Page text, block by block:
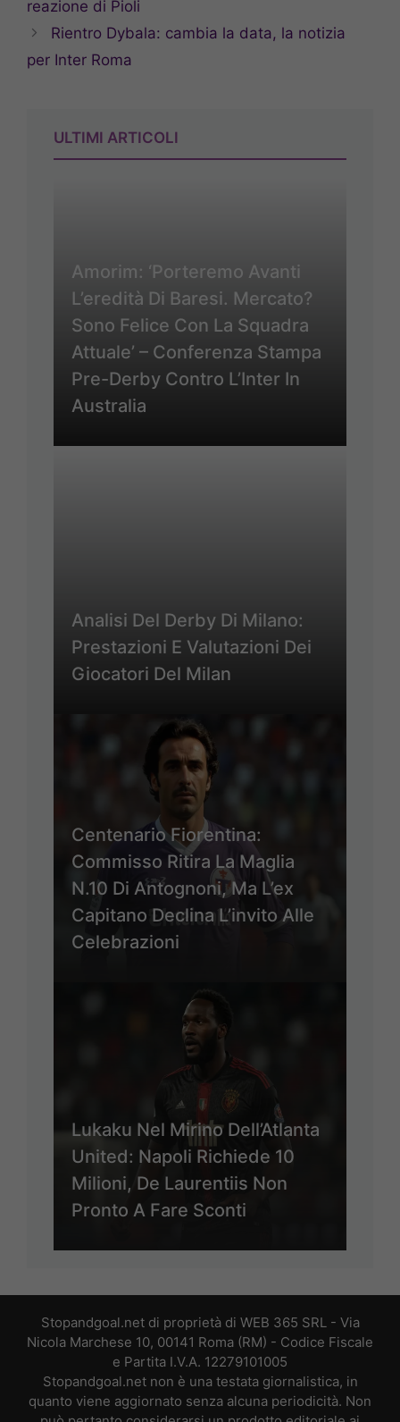
reazione di Pioli
Rientro Dybala: cambia la data, la notizia
per Inter Roma
ULTIMI ARTICOLI
Amorim: ‘Porteremo Avanti
L’eredità Di Baresi. Mercato?
Sono Felice Con La Squadra
Attuale’ – Conferenza Stampa
Pre-Derby Contro L’Inter In
Australia
Analisi Del Derby Di Milano:
Prestazioni E Valutazioni Dei
Giocatori Del Milan
Centenario Fiorentina:
Commisso Ritira La Maglia
N.10 Di Antognoni, Ma L’ex
Capitano Declina L’invito Alle
Celebrazioni
Lukaku Nel Mirino Dell’Atlanta
United: Napoli Richiede 10
Milioni, De Laurentiis Non
Pronto A Fare Sconti
Stopandgoal.net di proprietà di WEB 365 SRL - Via
Nicola Marchese 10, 00141 Roma (RM) - Codice Fiscale
e Partita I.V.A. 12279101005
Stopandgoal.net non è una testata giornalistica, in
quanto viene aggiornato senza alcuna periodicità. Non